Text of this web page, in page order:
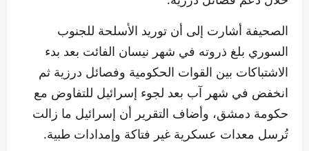
الصحيفة أشارت إلى أن توريد الأسلحة للجنوب
السوري بلغ ذروته في شهر نيسان الفائت بعد بدء
الاشتباكات بين القوات الحكومية وفصائل درزية ثم
انخفض في شهر آب بعد لجوء إسرائيل للتفاوض مع
حكومة دمشق، وأضاف التقرير أن إسرائيل ما زالت
تُرسل معدات عسكرية غير فتاكة وإمدادات طبية.